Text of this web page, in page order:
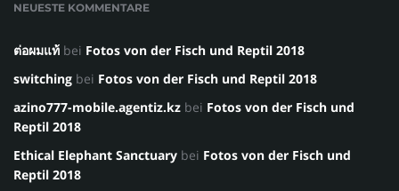
NEUESTE KOMMENTARE
ต่อผมแท้ bei Fotos von der Fisch und Reptil 2018
switching bei Fotos von der Fisch und Reptil 2018
azino777-mobile.agentiz.kz bei Fotos von der Fisch und
Reptil 2018
Ethical Elephant Sanctuary bei Fotos von der Fisch und
Reptil 2018